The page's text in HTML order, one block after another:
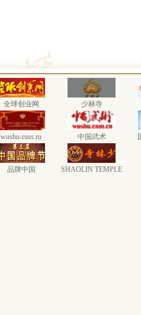
全球创业网 少林寺
wushu-russ.ru 中国武术
品牌中国 SHAOLIN TEMPLE